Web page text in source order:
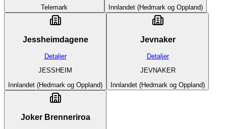
Telemark
Innlandet (Hedmark og Oppland)
Jessheimdagene
Detaljer
JESSHEIM
Innlandet (Hedmark og Oppland)
Jevnaker
Detaljer
JEVNAKER
Innlandet (Hedmark og Oppland)
Joker Brenneriroa